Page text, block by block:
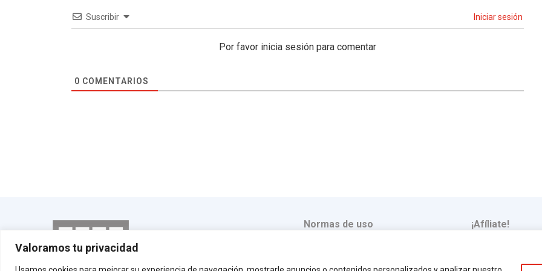
Valoramos tu privacidad
Suscribir Iniciar sesión
Por favor inicia sesión para comentar
0 COMENTARIOS
Normas de uso
¡Afíliate!